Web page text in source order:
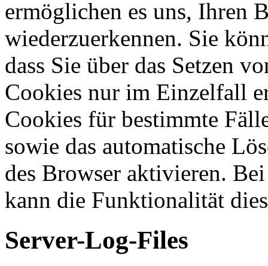
ermöglichen es uns, Ihren
wiederzuerkennen. Sie
dass Sie über das Setzen
Cookies nur im Einzelfall
Cookies für bestimmte
sowie das automatische
des Browser aktivieren.
kann die Funktionalität
Server-Log-Files